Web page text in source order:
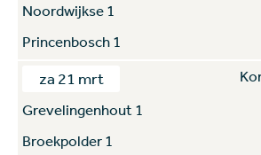
Noordwijkse 1
Princenbosch 1
za 21 mrt
Grevelingenhout 1
Broekpolder 1